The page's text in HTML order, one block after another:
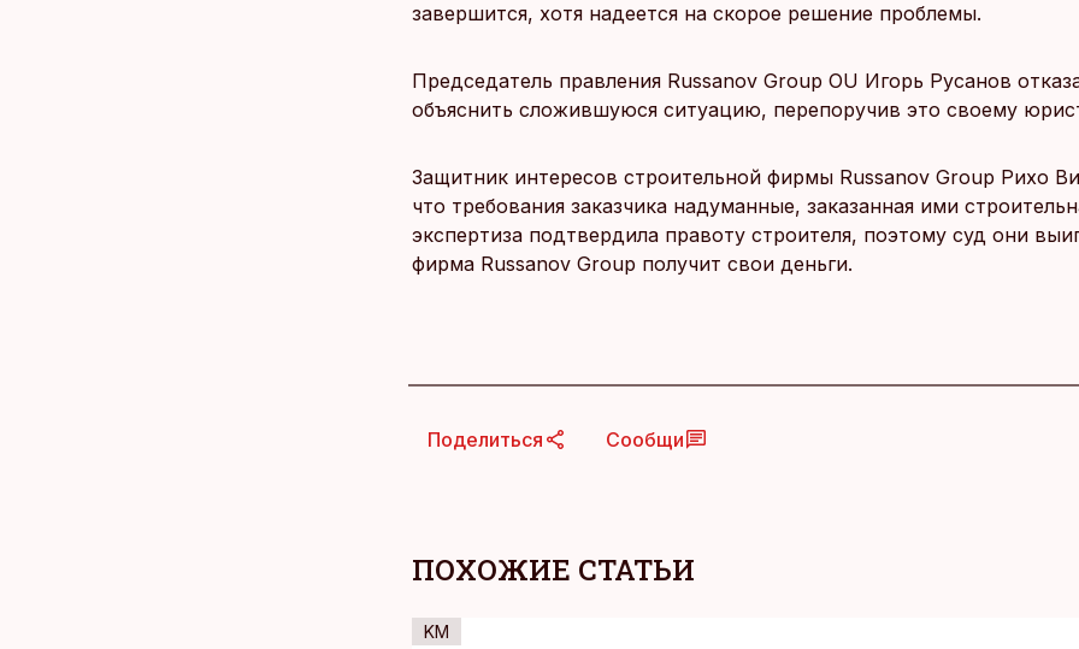
завершится, хотя надеется на скорое решение проблемы.
Председатель правления Russanov Group OU Игорь Русанов
объяснить сложившуюся ситуацию, перепоручив это своему
Защитник интересов строительной фирмы Russanov Group Рихо
что требования заказчика надуманные, заказанная ими
экспертиза подтвердила правоту строителя, поэтому суд они
фирма Russanov Group получит свои деньги.
Поделиться Сообщи
ПОХОЖИЕ СТАТЬИ
KM